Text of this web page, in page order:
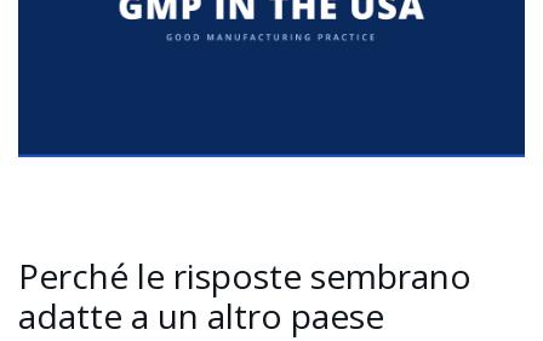
Perché le risposte sembrano
adatte a un altro paese